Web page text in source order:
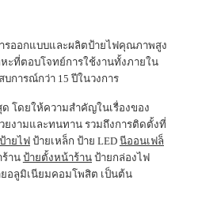
รออกแบบและผลิตป้ายไฟคุณภาพสูง
ะที่ตอบโจทย์การใช้งานทั้งภายใน
การณ์กว่า 15 ปีในวงการ
โดยให้ความสำคัญในเรื่องของ
งามและทนทาน รวมถึงการติดตั้งที่
ป้ายไฟ ป้ายเหล็ก ป้าย LED นีออนเฟล็
าน ป้ายตั้งหน้าร้านป้ายกล่องไฟ
อลูมิเนียมคอมโพสิต เป็นต้น